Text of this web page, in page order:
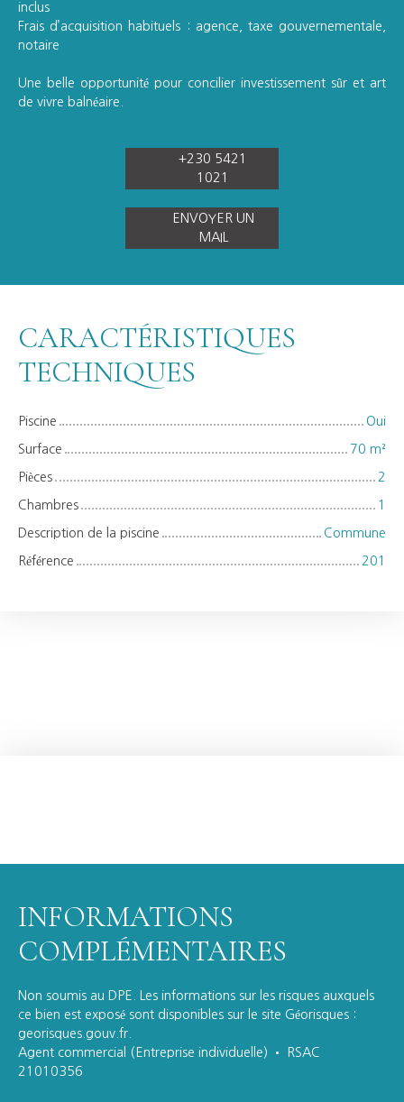
inclus
Frais d’acquisition habituels : agence, taxe gouvernementale,
notaire
Une belle opportunité pour concilier investissement sûr et art
de vivre balnéaire.
+230 5421
1021
ENVOYER UN
MAIL
CARACTÉRISTIQUES
TECHNIQUES
Piscine Oui
Surface 70 m²
Pièces 2
Chambres 1
Description de la piscine Commune
Référence 201
INFORMATIONS
COMPLÉMENTAIRES
Non soumis au DPE. Les informations sur les risques auxquels
ce bien est exposé sont disponibles sur le site Géorisques :
georisques.gouv.fr.
Agent commercial (Entreprise individuelle) • RSAC
21010356